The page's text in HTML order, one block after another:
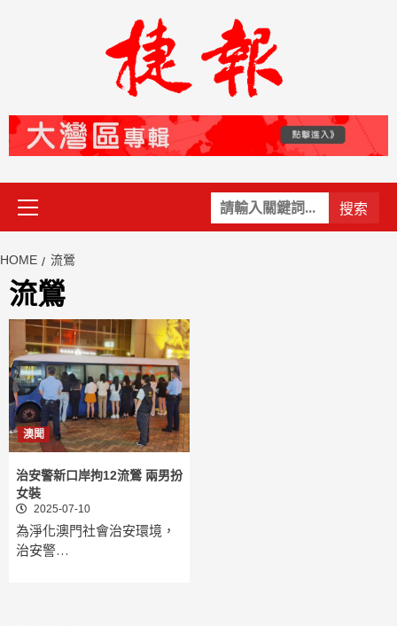
關
鍵
Primary
Menu
HOME 流鶯
流鶯
澳聞
治安警新口岸拘12流鶯 兩男扮
女裝
2025-07-10
為淨化澳門社會治安環境，
治安警…